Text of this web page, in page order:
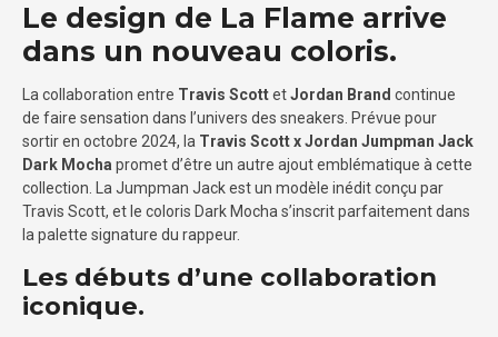
Le design de La Flame arrive
dans un nouveau coloris.
La collaboration entre Travis ScottetJordan Brand continue
de faire sensation dans l’univers des sneakers. Prévue pour
sortir en octobre 2024, la Travis Scott x Jordan Jumpman Jack
Dark Mocha promet d’être un autre ajout emblématique à cette
collection. La Jumpman Jack est un modèle inédit conçu par
Travis Scott, et le coloris Dark Mocha s’inscrit parfaitement dans
la palette signature du rappeur.
Les débuts d’une collaboration
iconique.